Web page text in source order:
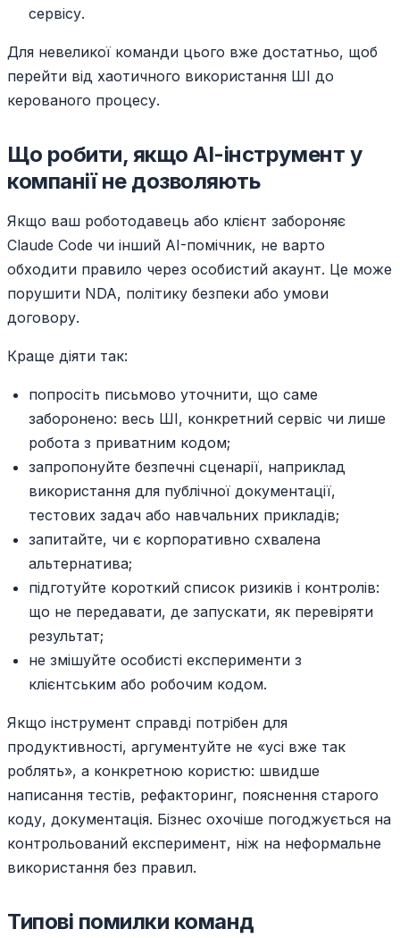
сервісу.
Для невеликої команди цього вже достатньо, щоб
перейти від хаотичного використання ШІ до
керованого процесу.
Що робити, якщо AI-інструмент у
компанії не дозволяють
Якщо ваш роботодавець або клієнт забороняє
Claude Code чи інший AI-помічник, не варто
обходити правило через особистий акаунт. Це може
порушити NDA, політику безпеки або умови
договору.
Краще діяти так:
попросіть письмово уточнити, що саме
заборонено: весь ШІ, конкретний сервіс чи лише
робота з приватним кодом;
запропонуйте безпечні сценарії, наприклад
використання для публічної документації,
тестових задач або навчальних прикладів;
запитайте, чи є корпоративно схвалена
альтернатива;
підготуйте короткий список ризиків і контролів:
що не передавати, де запускати, як перевіряти
результат;
не змішуйте особисті експерименти з
клієнтським або робочим кодом.
Якщо інструмент справді потрібен для
продуктивності, аргументуйте не «усі вже так
роблять», а конкретною користю: швидше
написання тестів, рефакторинг, пояснення старого
коду, документація. Бізнес охочіше погоджується на
контрольований експеримент, ніж на неформальне
використання без правил.
Типові помилки команд